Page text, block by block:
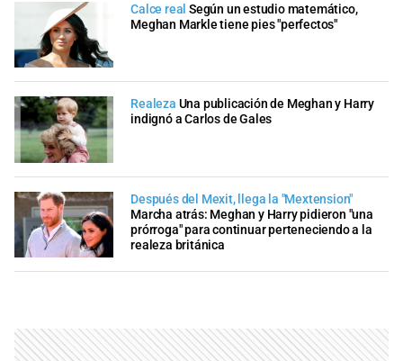
Calce real Según un estudio matemático,
Meghan Markle tiene pies "perfectos"
Realeza Una publicación de Meghan y Harry
indignó a Carlos de Gales
Después del Mexit, llega la "Mextension"
Marcha atrás: Meghan y Harry pidieron "una
prórroga" para continuar perteneciendo a la
realeza británica